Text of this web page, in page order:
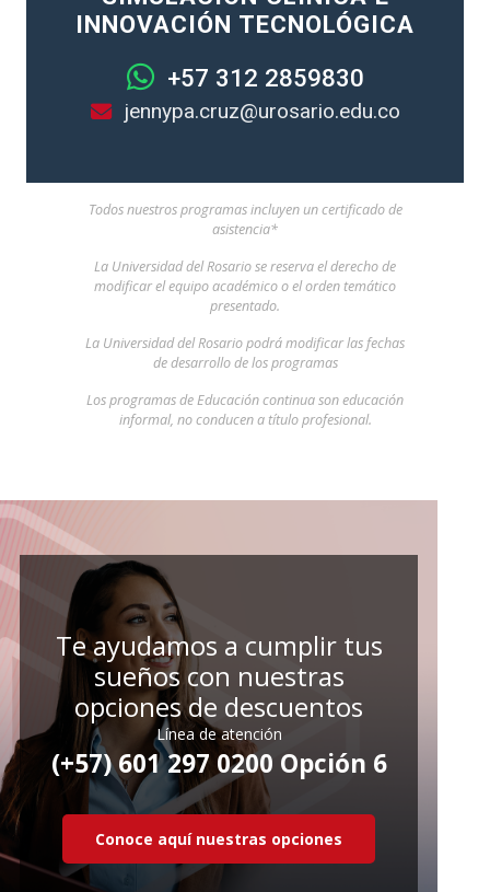
INNOVACIÓN TECNOLÓGICA
+57 312 2859830
jennypa.cruz@urosario.edu.co
Todos nuestros programas incluyen un certificado de
asistencia*
La Universidad del Rosario se reserva el derecho de
modificar el equipo académico o el orden temático
presentado.
La Universidad del Rosario podrá modificar las fechas
de desarrollo de los programas
Los programas de Educación continua son educación
informal, no conducen a título profesional.
Te ayudamos a cumplir tus
sueños con nuestras
opciones de descuentos
Línea de atención
(+57) 601 297 0200 Opción 6
Conoce aquí nuestras opciones